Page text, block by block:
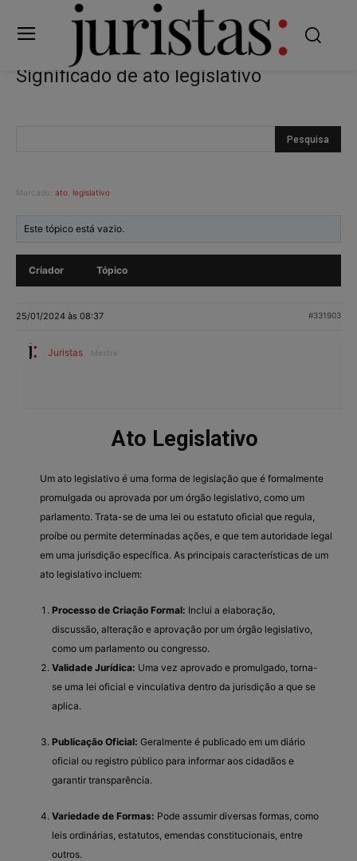
Significado de ato legislativo
Marcado: ato legislativo
Este tópico está vazio.
Criador Tópico
25/01/2024 às 08:37 #331903
Juristas Mestre
Ato Legislativo
Um ato legislativo é uma forma de legislação que é formalmente
promulgada ou aprovada por um órgão legislativo, como um
parlamento. Trata-se de uma lei ou estatuto oficial que regula,
proíbe ou permite determinadas ações, e que tem autoridade legal
em uma jurisdição específica. As principais características de um
ato legislativo incluem:
Processo de Criação Formal: Inclui a elaboração,
discussão, alteração e aprovação por um órgão legislativo,
como um parlamento ou congresso.
Validade Jurídica: Uma vez aprovado e promulgado, torna-
se uma lei oficial e vinculativa dentro da jurisdição a que se
aplica.
Publicação Oficial: Geralmente é publicado em um diário
oficial ou registro público para informar aos cidadãos e
garantir transparência.
Variedade de Formas: Pode assumir diversas formas, como
leis ordinárias, estatutos, emendas constitucionais, entre
outros.